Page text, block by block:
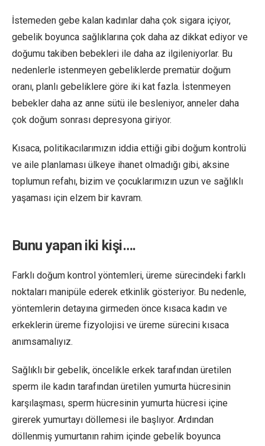
İstemeden gebe kalan kadınlar daha çok sigara içiyor,
gebelik boyunca sağlıklarına çok daha az dikkat ediyor ve
doğumu takiben bebekleri ile daha az ilgileniyorlar. Bu
nedenlerle istenmeyen gebeliklerde prematür doğum
oranı, planlı gebeliklere göre iki kat fazla. İstenmeyen
bebekler daha az anne sütü ile besleniyor, anneler daha
çok doğum sonrası depresyona giriyor.
Kısaca, politikacılarımızın iddia ettiği gibi doğum kontrolü
ve aile planlaması ülkeye ihanet olmadığı gibi, aksine
toplumun refahı, bizim ve çocuklarımızın uzun ve sağlıklı
yaşaması için elzem bir kavram.
Bunu yapan iki kişi….
Farklı doğum kontrol yöntemleri, üreme sürecindeki farklı
noktaları manipüle ederek etkinlik gösteriyor. Bu nedenle,
yöntemlerin detayına girmeden önce kısaca kadın ve
erkeklerin üreme fizyolojisi ve üreme sürecini kısaca
anımsamalıyız.
Sağlıklı bir gebelik, öncelikle erkek tarafından üretilen
sperm ile kadın tarafından üretilen yumurta hücresinin
karşılaşması, sperm hücresinin yumurta hücresi içine
girerek yumurtayı döllemesi ile başlıyor. Ardından
döllenmiş yumurtanın rahim içinde gebelik boyunca